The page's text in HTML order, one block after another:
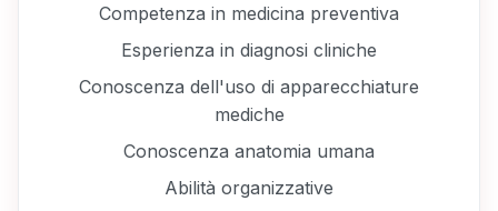
Competenza in medicina preventiva
Esperienza in diagnosi cliniche
Conoscenza dell'uso di apparecchiature
mediche
Conoscenza anatomia umana
Abilità organizzative